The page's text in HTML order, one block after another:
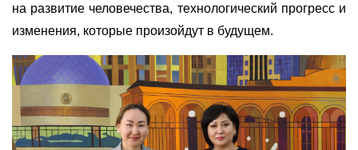
на развитие человечества, технологический прогресс и
изменения, которые произойдут в будущем.